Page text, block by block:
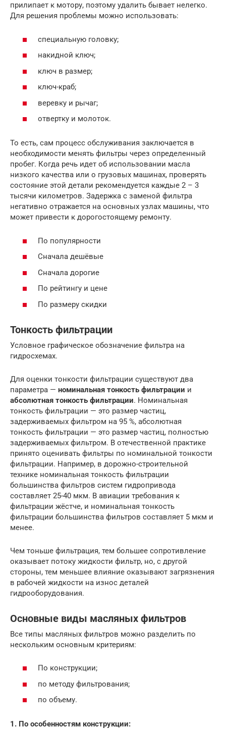
прилипает к мотору, поэтому удалить бывает нелегко.
Для решения проблемы можно использовать:
специальную головку;
накидной ключ;
ключ в размер;
ключ-краб;
веревку и рычаг;
отвертку и молоток.
То есть, сам процесс обслуживания заключается в
необходимости менять фильтры через определенный
пробег. Когда речь идет об использовании масла
низкого качества или о грузовых машинах, проверять
состояние этой детали рекомендуется каждые 2 – 3
тысячи километров. Задержка с заменой фильтра
негативно отражается на основных узлах машины, что
может привести к дорогостоящему ремонту.
По популярности
Сначала дешёвые
Сначала дорогие
По рейтингу и цене
По размеру скидки
Тонкость фильтрации
Условное графическое обозначение фильтра на
гидросхемах.
Для оценки тонкости фильтрации существуют два
параметра — номинальная тонкость фильтрации и
абсолютная тонкость фильтрации. Номинальная
тонкость фильтрации — это размер частиц,
задерживаемых фильтром на 95 %, абсолютная
тонкость фильтрации — это размер частиц, полностью
задерживаемых фильтром. В отечественной практике
принято оценивать фильтры по номинальной тонкости
фильтрации. Например, в дорожно-строительной
технике номинальная тонкость фильтрации
большинства фильтров систем гидропривода
составляет 25-40 мкм. В авиации требования к
фильтрации жёстче, и номинальная тонкость
фильтрации большинства фильтров составляет 5 мкм и
менее.
Чем тоньше фильтрация, тем большее сопротивление
оказывает потоку жидкости фильтр, но, с другой
стороны, тем меньшее влияние оказывают загрязнения
в рабочей жидкости на износ деталей
гидрооборудования.
Основные виды масляных фильтров
Все типы масляных фильтров можно разделить по
нескольким основным критериям:
По конструкции;
по методу фильтрования;
по объему.
1. По особенностям конструкции: